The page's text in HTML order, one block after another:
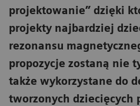
projektowanie” dzięki
projekty najbardziej
rezonansu
propozycje zostaną nie
także wykorzystane do
tworzonych dziecięcych